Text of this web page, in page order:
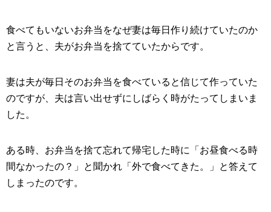
食べてもいないお弁当をなぜ妻は毎日作り続けていたのか
と言うと、夫がお弁当を捨てていたからです。
妻は夫が毎日そのお弁当を食べていると信じて作っていた
のですが、夫は言い出せずにしばらく時がたってしまいま
した。
ある時、お弁当を捨て忘れて帰宅した時に「お昼食べる時
間なかったの？」と聞かれ「外で食べてきた。」と答えて
しまったのです。